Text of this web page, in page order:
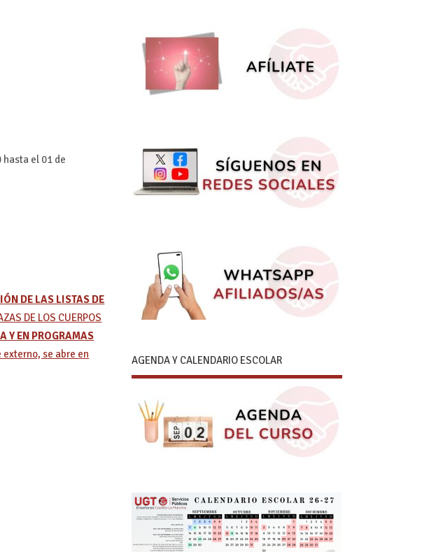
el 01 de
DE LAS LISTAS DE
DE LOS CUERPOS
Y EN PROGRAMAS
externo, se abre en
AGENDA Y CALENDARIO ESCOLAR